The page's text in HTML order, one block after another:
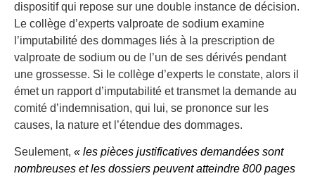
dispositif qui repose sur une double instance de décision.
Le collège d’experts valproate de sodium examine
l’imputabilité des dommages liés à la prescription de
valproate de sodium ou de l’un de ses dérivés pendant
une grossesse. Si le collège d’experts le constate, alors il
émet un rapport d’imputabilité et transmet la demande au
comité d’indemnisation, qui lui, se prononce sur les
causes, la nature et l’étendue des dommages.
Seulement, « les pièces justificatives demandées sont
nombreuses et les dossiers peuvent atteindre 800 pages